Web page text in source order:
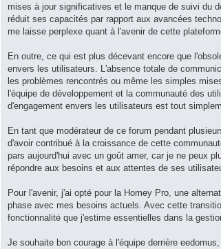
mises à jour significatives et le manque de suivi du
réduit ses capacités par rapport aux avancées
me laisse perplexe quant à l'avenir de cette
En outre, ce qui est plus décevant encore que
envers les utilisateurs. L'absence totale de
les problèmes rencontrés ou même les simples
l'équipe de développement et la communauté des
d'engagement envers les utilisateurs est tout
En tant que modérateur de ce forum pendant
d'avoir contribué à la croissance de cette
pars aujourd'hui avec un goût amer, car je ne peux
répondre aux besoins et aux attentes de ses
Pour l'avenir, j'ai opté pour la Homey Pro, une
phase avec mes besoins actuels. Avec cette
fonctionnalité que j'estime essentielles dans la
Je souhaite bon courage à l'équipe derrière